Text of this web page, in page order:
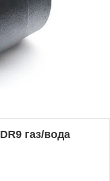
газ/вода